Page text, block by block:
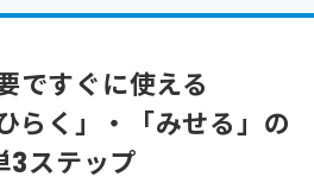
ですぐに使える
らく」・「みせる」の
3ステップ